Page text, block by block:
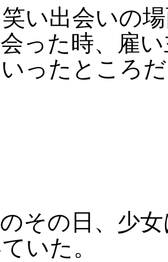
い出会いの
った時、雇
ったところ
その日、少
いた。